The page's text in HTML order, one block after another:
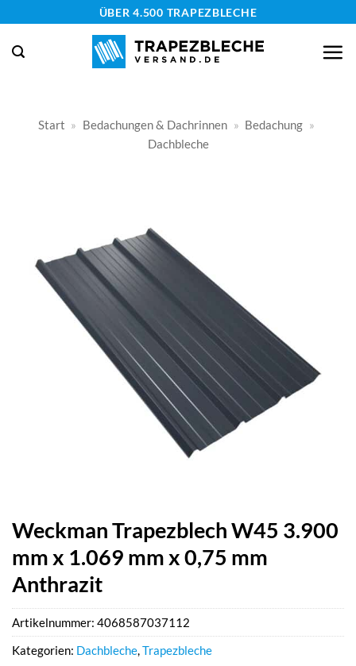
springen
ÜBER 4.500 TRAPEZBLECHE
Start » Bedachungen & Dachrinnen » Bedachung »
Dachbleche
Weckman Trapezblech W45 3.900
mm x 1.069 mm x 0,75 mm
Anthrazit
Artikelnummer: 4068587037112
Kategorien: Dachbleche,Trapezbleche